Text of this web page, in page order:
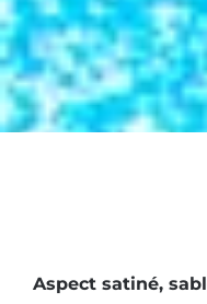
Aspect satiné,